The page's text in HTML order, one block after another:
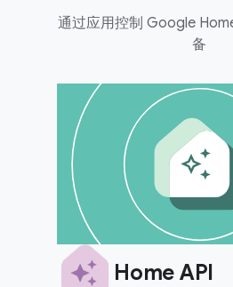
通过应用控制 Google
备
Home API